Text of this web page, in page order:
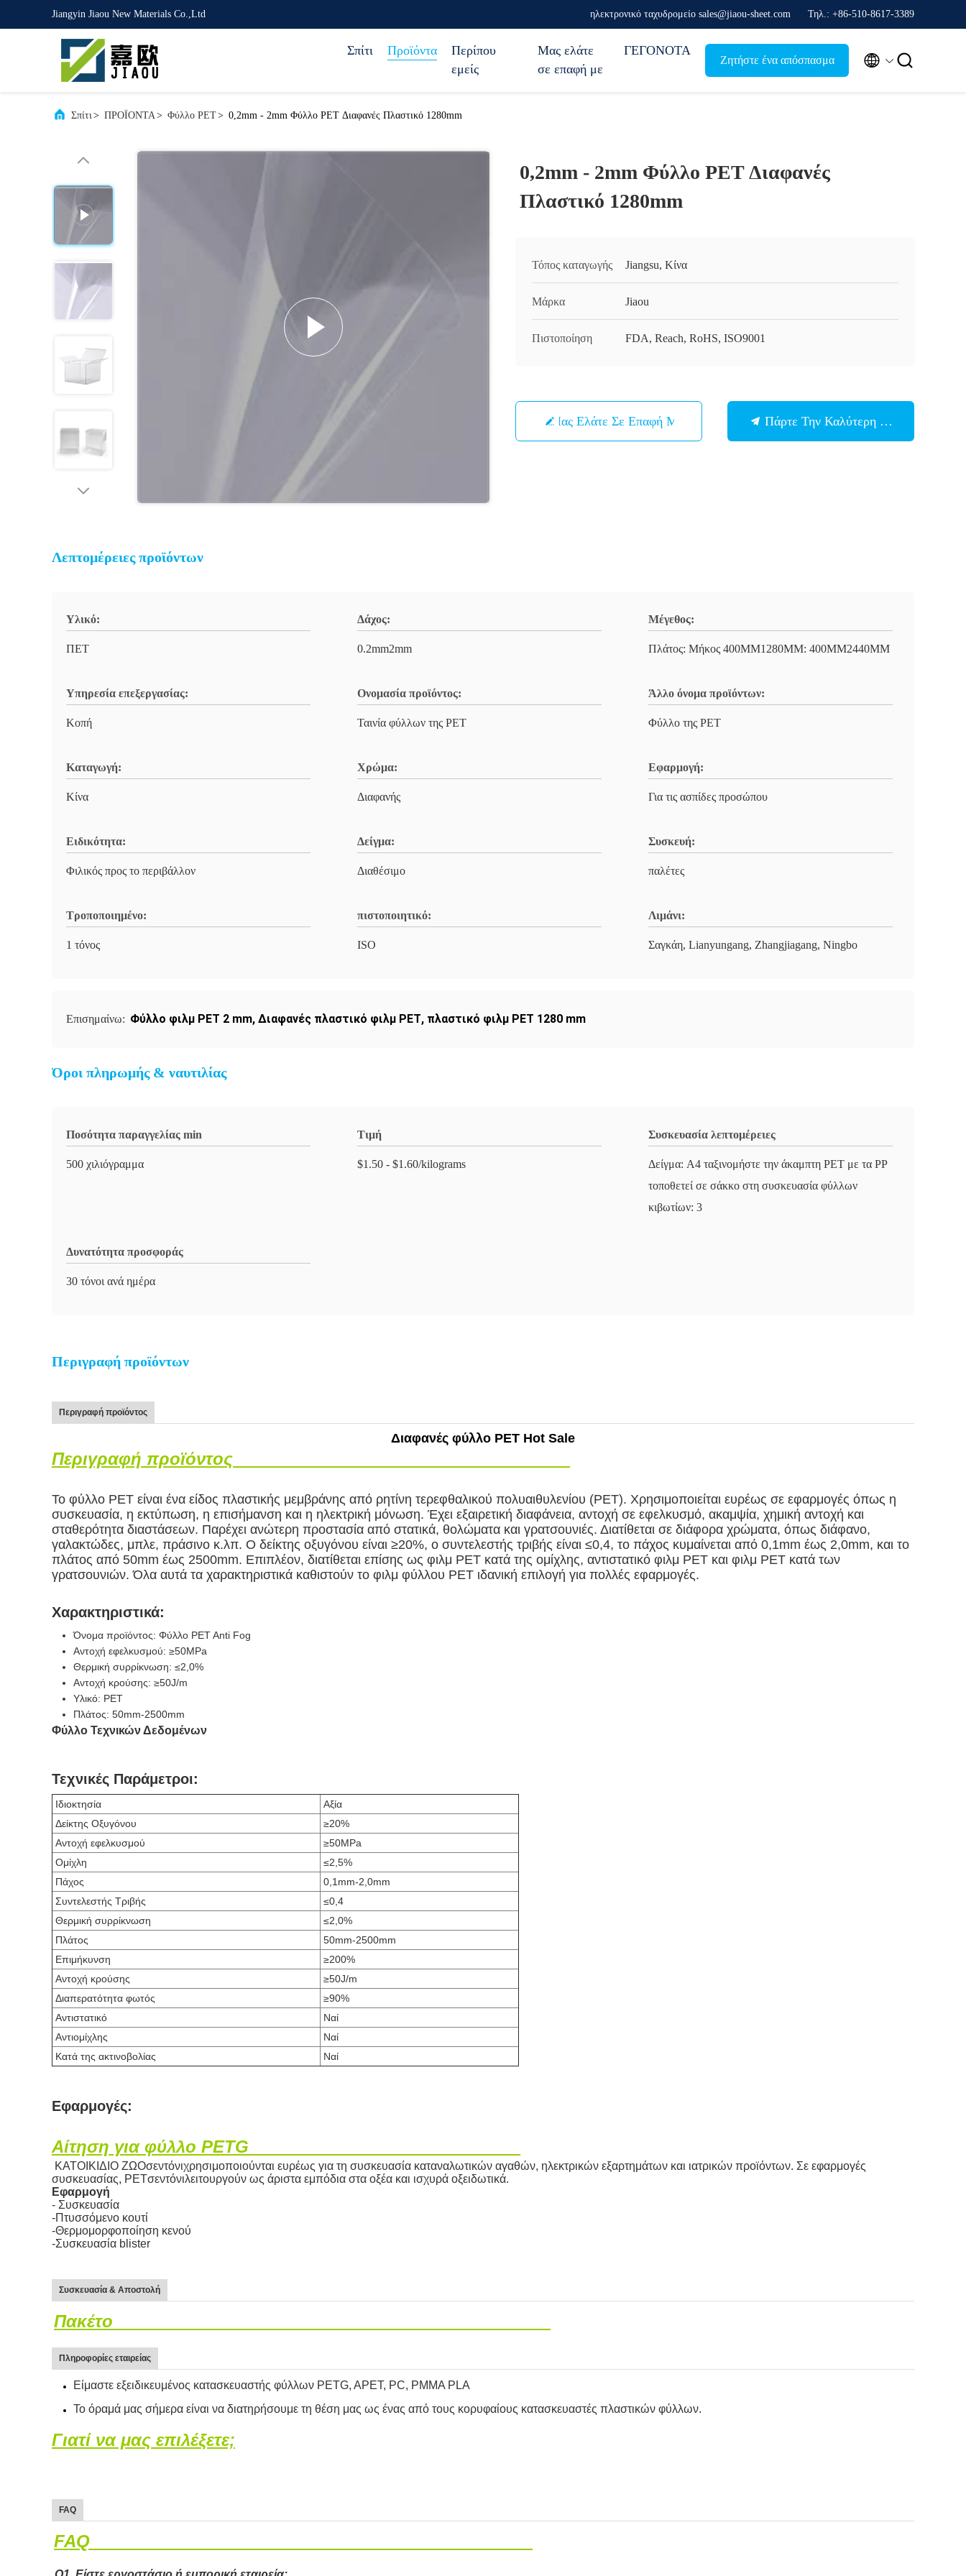
Jiangyin Jiaou New Materials Co.,Ltd ηλεκτρονικό ταχυδρομείο sales@jiaou-sheet.com Τηλ.: +86-510-8617-3389
Σπίτι Προϊόντα
Περίπου
εμείς
Μας ελάτε
σε επαφή με
ΓΕΓΟΝΟΤΑ
Ζητήστε ένα απόσπασμα  
Σπίτι> ΠΡΟΪΟΝΤΑ> Φύλλο PET> 0,2mm - 2mm Φύλλο PET Διαφανές Πλαστικό 1280mm
0,2mm - 2mm Φύλλο PET Διαφανές
Πλαστικό 1280mm
Τόπος καταγωγής Jiangsu, Κίνα
Μάρκα Jiaou
Πιστοποίηση FDA, Reach, RoHS, ISO9001
Μας Ελάτε Σε Επαφή Με Πάρτε Την Καλύτερη Τιμή
Λεπτομέρειες προϊόντων
Υλικό:
ΠΕΤ
Δάχος:
0.2mm2mm
Μέγεθος:
Πλάτος: Μήκος 400MM1280MM: 400MM2440MM
Υπηρεσία επεξεργασίας:
Κοπή
Ονομασία προϊόντος:
Ταινία φύλλων της PET
Άλλο όνομα προϊόντων:
Φύλλο της PET
Καταγωγή:
Κίνα
Χρώμα:
Διαφανής
Εφαρμογή:
Για τις ασπίδες προσώπου
Ειδικότητα:
Φιλικός προς το περιβάλλον
Δείγμα:
Διαθέσιμο
Συσκευή:
παλέτες
Τροποποιημένο:
1 τόνος
πιστοποιητικό:
ISO
Λιμάνι:
Σαγκάη, Lianyungang, Zhangjiagang, Ningbo
Επισημαίνω: Φύλλο φιλμ PET 2 mm, Διαφανές πλαστικό φιλμ PET, πλαστικό φιλμ PET 1280 mm
Όροι πληρωμής & ναυτιλίας
Ποσότητα παραγγελίας min
500 χιλιόγραμμα
Τιμή
$1.50 - $1.60/kilograms
Συσκευασία λεπτομέρειες
Δείγμα: A4 ταξινομήστε την άκαμπτη PET με τα PP
τοποθετεί σε σάκκο στη συσκευασία φύλλων
κιβωτίων: 3
Δυνατότητα προσφοράς
30 τόνοι ανά ημέρα
Περιγραφή προϊόντων
Περιγραφή προϊόντος
Διαφανές φύλλο PET Hot Sale
Περιγραφή προϊόντος
Το φύλλο PET είναι ένα είδος πλαστικής μεμβράνης από ρητίνη τερεφθαλικού πολυαιθυλενίου (PET). Χρησιμοποιείται ευρέως σε εφαρμογές όπως η
συσκευασία, η εκτύπωση, η επισήμανση και η ηλεκτρική μόνωση. Έχει εξαιρετική διαφάνεια, αντοχή σε εφελκυσμό, ακαμψία, χημική αντοχή και
σταθερότητα διαστάσεων. Παρέχει ανώτερη προστασία από στατικά, θολώματα και γρατσουνιές. Διατίθεται σε διάφορα χρώματα, όπως διάφανο,
γαλακτώδες, μπλε, πράσινο κ.λπ. Ο δείκτης οξυγόνου είναι ≥20%, ο συντελεστής τριβής είναι ≤0,4, το πάχος κυμαίνεται από 0,1mm έως 2,0mm, και το
πλάτος από 50mm έως 2500mm. Επιπλέον, διατίθεται επίσης ως φιλμ PET κατά της ομίχλης, αντιστατικό φιλμ PET και φιλμ PET κατά των
γρατσουνιών. Όλα αυτά τα χαρακτηριστικά καθιστούν το φιλμ φύλλου PET ιδανική επιλογή για πολλές εφαρμογές.
Χαρακτηριστικά:
Όνομα προϊόντος: Φύλλο PET Anti Fog
Αντοχή εφελκυσμού: ≥50MPa
Θερμική συρρίκνωση: ≤2,0%
Αντοχή κρούσης: ≥50J/m
Υλικό: PET
Πλάτος: 50mm-2500mm
Φύλλο Τεχνικών Δεδομένων
Τεχνικές Παράμετροι:
Ιδιοκτησία
Αξία
Δείκτης Οξυγόνου
≥20%
Αντοχή εφελκυσμού
≥50MPa
Ομίχλη
≤2,5%
Πάχος
0,1mm-2,0mm
Συντελεστής Τριβής
≤0,4
Θερμική συρρίκνωση
≤2,0%
Πλάτος
50mm-2500mm
Επιμήκυνση
≥200%
Αντοχή κρούσης
≥50J/m
Διαπερατότητα φωτός
≥90%
Αντιστατικό
Ναί
Αντιομίχλης
Ναί
Κατά της ακτινοβολίας
Ναί
Εφαρμογές:
Αίτηση για φύλλο PETG
ΚΑΤΟΙΚΙΔΙΟ ΖΩΟσεντόνιχρησιμοποιούνται ευρέως για τη συσκευασία καταναλωτικών αγαθών, ηλεκτρικών εξαρτημάτων και ιατρικών προϊόντων. Σε εφαρμογές
συσκευασίας, PETσεντόνιλειτουργούν ως άριστα εμπόδια στα οξέα και ισχυρά οξειδωτικά.
Εφαρμογή
- Συσκευασία
-Πτυσσόμενο κουτί
-Θερμομορφοποίηση κενού
-Συσκευασία blister
Συσκευασία & Αποστολή
Πακέτο
Πληροφορίες εταιρείας
Είμαστε εξειδικευμένος κατασκευαστής φύλλων PETG, APET, PC, PMMA PLA
Το όραμά μας σήμερα είναι να διατηρήσουμε τη θέση μας ως ένας από τους κορυφαίους κατασκευαστές πλαστικών φύλλων.
Γιατί να μας επιλέξετε;
FAQ
FAQ